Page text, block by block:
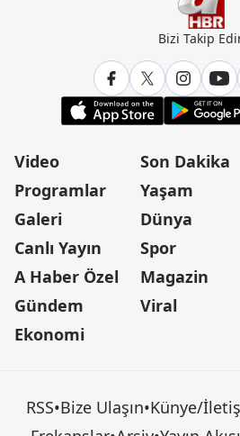
Bizi Takip
Video
Programlar
Galeri
Canlı Yayın
A Haber Özel
Gündem
Ekonomi
Son Dakika
Yaşam
Dünya
Spor
Magazin
Viral
RSS•Bize Ulaşın•Künye/